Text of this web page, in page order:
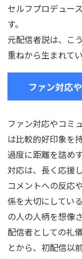
セルフプロデュー
す。
元配信者説は、こ
重ねから生まれて
ファン対応
ファン対応やコミ
は比較的好印象を
過度に距離を詰め
対応は、長く応援
コメントへの反応
係を大切にしてい
の人の人柄を想像
配信者としての礼
とから、初配信以